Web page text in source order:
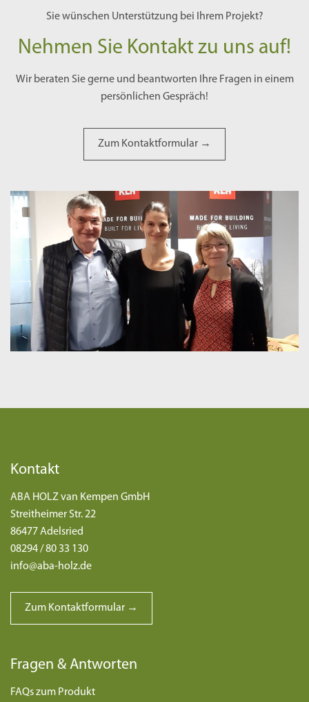
Sie wünschen Unterstützung bei Ihrem Projekt?
Nehmen Sie Kontakt zu uns auf!
Wir beraten Sie gerne und beantworten Ihre Fragen in einem
persönlichen Gespräch!
Zum Kontaktformular →
Kontakt
ABA HOLZ van Kempen GmbH
Streitheimer Str. 22
86477 Adelsried
08294 / 80 33 130
info@aba-holz.de
Zum Kontaktformular →
Fragen & Antworten
FAQs zum Produkt